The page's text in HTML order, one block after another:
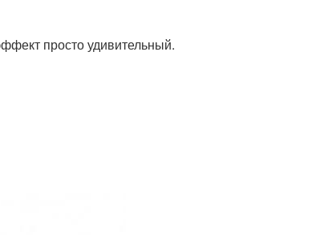
просто удивительный.